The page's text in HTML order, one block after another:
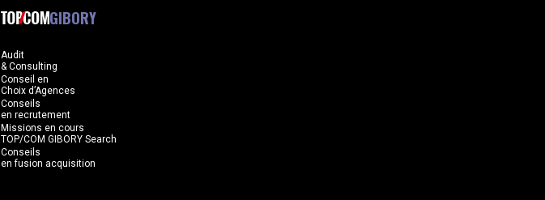
GIBORY
Audit
& Consulting
Conseil en
Choix d’Agences
Conseils
en recrutement
Missions en cours
TOP/COM GIBORY Search
Conseils
en fusion acquisition